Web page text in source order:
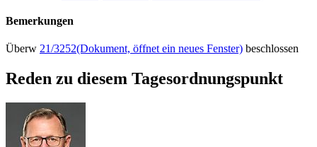
Bemerkungen
Überw 21/3252(Dokument, öffnet ein neues Fenster) beschlossen
Reden zu diesem Tagesordnungspunkt